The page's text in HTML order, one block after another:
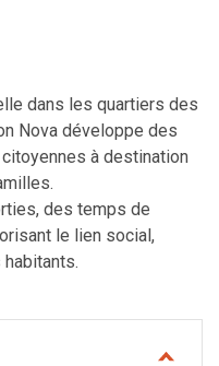
dans les quartiers des
Nova développe des
à destination
des temps de
le lien social,
habitants.